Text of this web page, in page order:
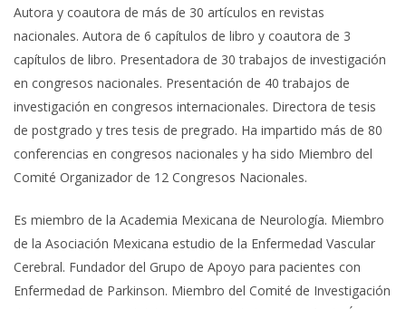
Autora y coautora de más de 30 artículos en revistas
nacionales. Autora de 6 capítulos de libro y coautora de 3
capítulos de libro. Presentadora de 30 trabajos de investigación
en congresos nacionales. Presentación de 40 trabajos de
investigación en congresos internacionales. Directora de tesis
de postgrado y tres tesis de pregrado. Ha impartido más de 80
conferencias en congresos nacionales y ha sido Miembro del
Comité Organizador de 12 Congresos Nacionales.
Es miembro de la Academia Mexicana de Neurología. Miembro
de la Asociación Mexicana estudio de la Enfermedad Vascular
Cerebral. Fundador del Grupo de Apoyo para pacientes con
Enfermedad de Parkinson. Miembro del Comité de Investigación